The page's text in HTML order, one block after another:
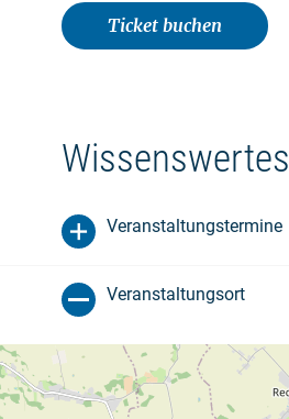
Ticket buchen
Wissenswertes
Veranstaltungstermine
Veranstaltungsort